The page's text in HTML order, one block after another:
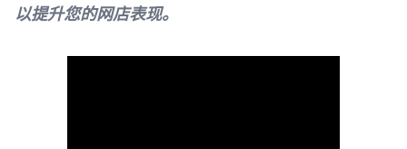
以提升您的网店表现。